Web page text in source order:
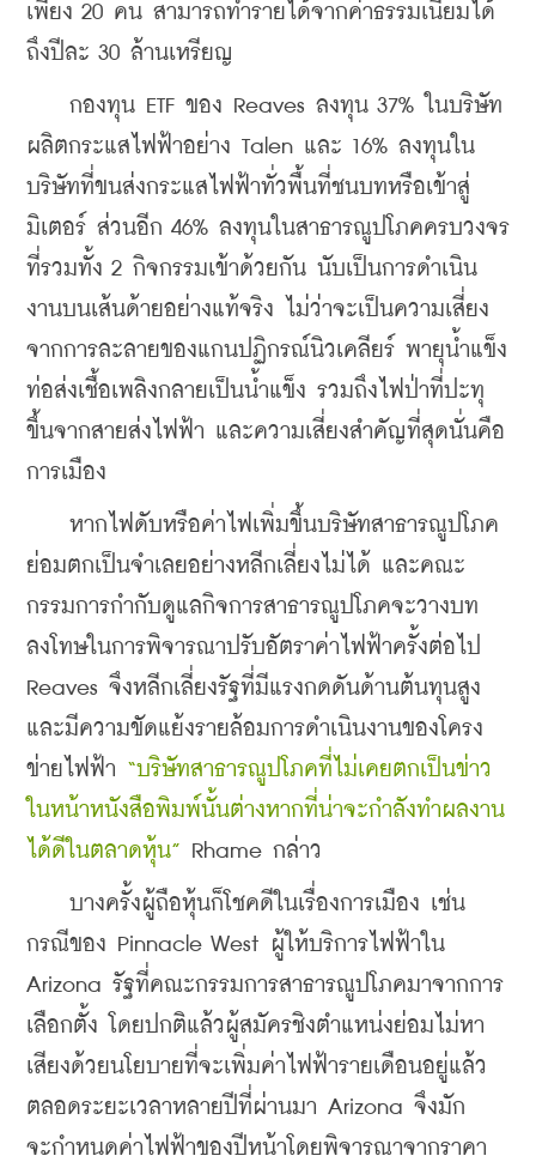
เพียง 20 คน สามารถทํารายได้จากค่าธรรมเนียมได้
ถึงปีละ 30 ล้านเหรียญ
กองทุน ETF ของ Reaves ลงทุน 37% ในบริษัท
ผลิตกระแสไฟฟ้าอย่าง Talen และ 16% ลงทุนใน
บริษัทที่ขนส่งกระแสไฟฟ้าทั่วพื้นที่ชนบทหรือเข้าสู่
มิเตอร์ ส่วนอีก 46% ลงทุนในสาธารณูปโภคครบวงจร
ที่รวมทั้ง 2 กิจกรรมเข้าด้วยกัน นับเป็นการดําเนิน
งานบนเส้นด้ายอย่างแท้จริง ไม่ว่าจะเป็นความเสี่ยง
จากการละลายของแกนปฏิกรณ์นิวเคลียร์ พายุน้ำแข็ง
ท่อส่งเชื้อเพลิงกลายเป็นน้ำแข็ง รวมถึงไฟป่าที่ปะทุ
ขึ้นจากสายส่งไฟฟ้า และความเสี่ยงสําคัญที่สุดนั่นคือ
การเมือง
หากไฟดับหรือค่าไฟเพิ่มขึ้นบริษัทสาธารณูปโภค
ย่อมตกเป็นจําเลยอย่างหลีกเลี่ยงไม่ได้ และคณะ
กรรมการกํากับดูแลกิจการสาธารณูปโภคจะวางบท
ลงโทษในการพิจารณาปรับอัตราค่าไฟฟ้าครั้งต่อไป
Reaves จึงหลีกเลี่ยงรัฐที่มีแรงกดดันด้านต้นทุนสูง
และมีความขัดแย้งรายล้อมการดําเนินงานของโครง
ข่ายไฟฟ้า “บริษัทสาธารณูปโภคที่ไม่เคยตกเป็นข่าว
ในหน้าหนังสือพิมพ์นั้นต่างหากที่น่าจะกําลังทําผลงาน
ได้ดีในตลาดหุ้น” Rhame กล่าว
บางครั้งผู้ถือหุ้นก็โชคดีในเรื่องการเมือง เช่น
กรณีของ Pinnacle West ผู้ให้บริการไฟฟ้าใน
Arizona รัฐที่คณะกรรมการสาธารณูปโภคมาจากการ
เลือกตั้ง โดยปกติแล้วผู้สมัครชิงตําแหน่งย่อมไม่หา
เสียงด้วยนโยบายที่จะเพิ่มค่าไฟฟ้ารายเดือนอยู่แล้ว
ตลอดระยะเวลาหลายปีที่ผ่านมา Arizona จึงมัก
จะกําหนดค่าไฟฟ้าของปีหน้าโดยพิจารณาจากราคา